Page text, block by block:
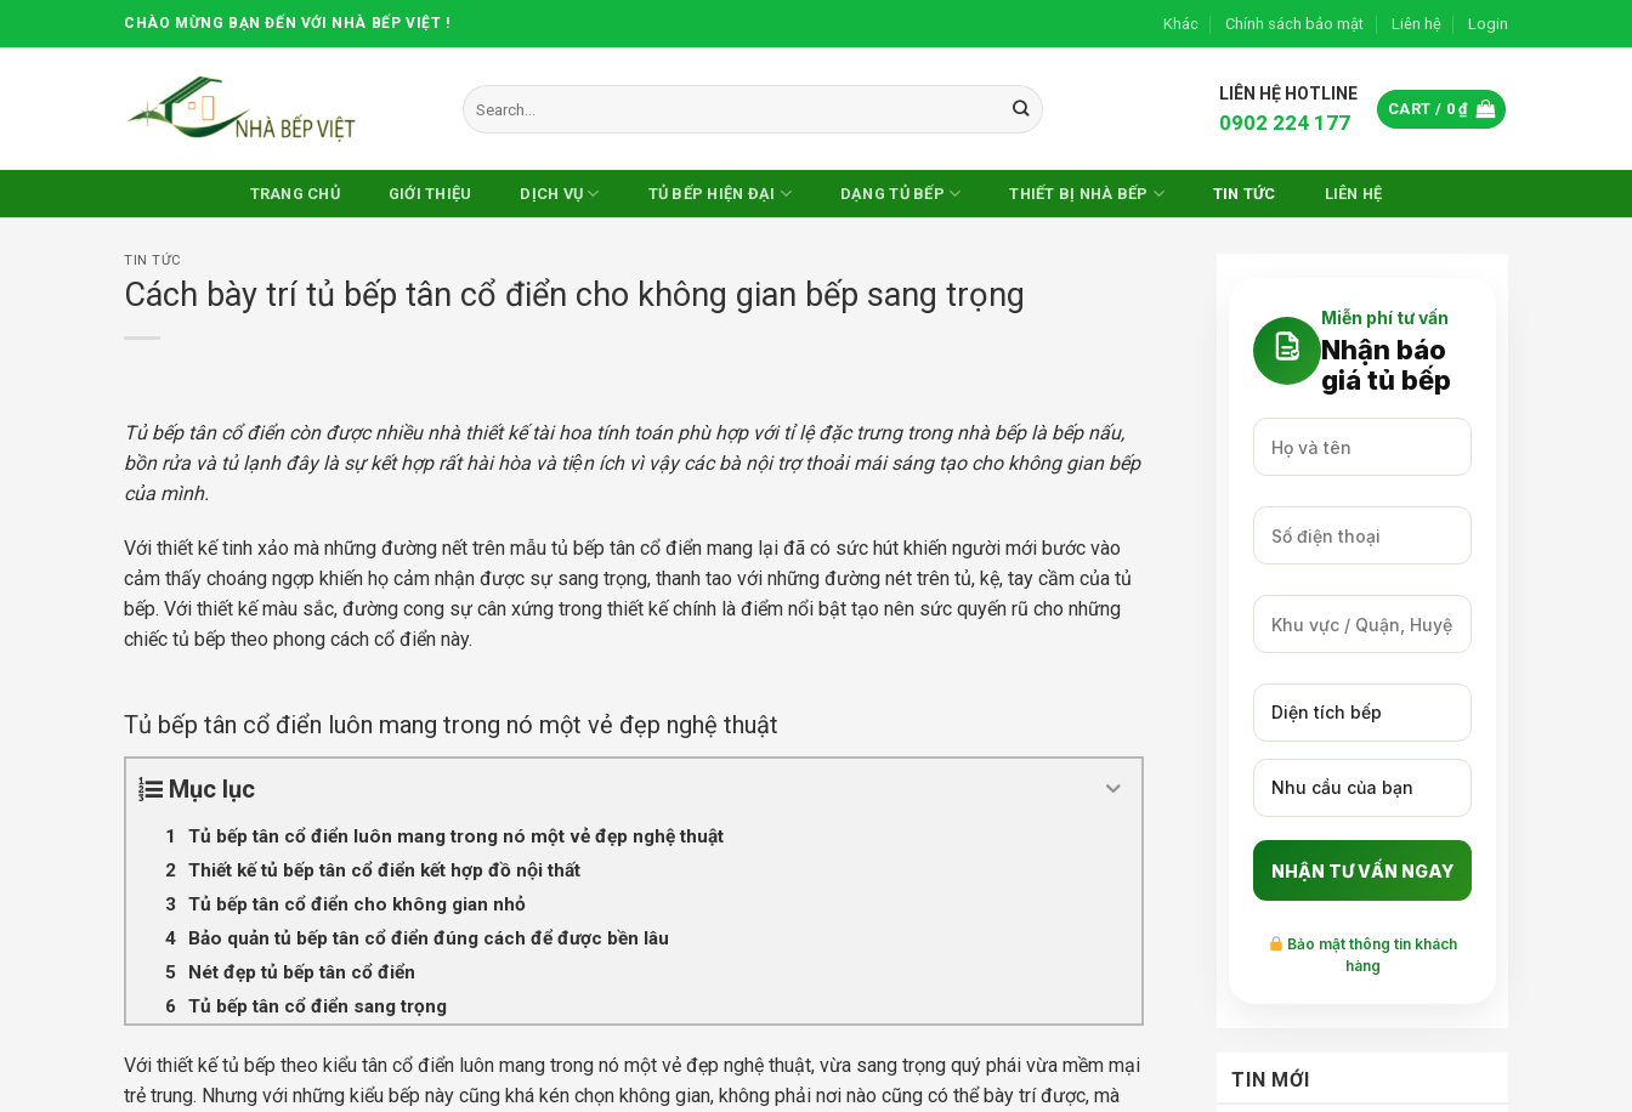
to
CHÀO MỪNG BẠN ĐẾN VỚI NHÀ BẾP VIỆT ! Khác Chính sách bảo mật Liên hệ Login
Search
for:
LIÊN HỆ HOTLINE
0902 224 177
CART / 0₫
TRANG CHỦ GIỚI THIỆU DỊCH VỤ TỦ BẾP HIỆN ĐẠI DẠNG TỦ BẾP THIẾT BỊ NHÀ BẾP TIN TỨC LIÊN HỆ
TIN TỨC
Cách bày trí tủ bếp tân cổ điển cho không gian bếp sang trọng
Tủ bếp tân cổ điển còn được nhiều nhà thiết kế tài hoa tính toán phù hợp với tỉ lệ đặc trưng trong nhà bếp là bếp nấu,
bồn rửa và tủ lạnh đây là sự kết hợp rất hài hòa và tiện ích vì vậy các bà nội trợ thoải mái sáng tạo cho không gian bếp
của mình.
Với thiết kế tinh xảo mà những đường nết trên mẫu tủ bếp tân cổ điển mang lại đã có sức hút khiến người mới bước vào
cảm thấy choáng ngợp khiến họ cảm nhận được sự sang trọng, thanh tao với những đường nét trên tủ, kệ, tay cầm của tủ
bếp. Với thiết kế màu sắc, đường cong sự cân xứng trong thiết kế chính là điểm nổi bật tạo nên sức quyến rũ cho những
chiếc tủ bếp theo phong cách cổ điển này.
Tủ bếp tân cổ điển luôn mang trong nó một vẻ đẹp nghệ thuật
Mục lục
Tủ bếp tân cổ điển luôn mang trong nó một vẻ đẹp nghệ thuật
Thiết kế tủ bếp tân cổ điển kết hợp đồ nội thất
Tủ bếp tân cổ điển cho không gian nhỏ
Bảo quản tủ bếp tân cổ điển đúng cách để được bền lâu
Nét đẹp tủ bếp tân cổ điển
Tủ bếp tân cổ điển sang trọng
Với thiết kế tủ bếp theo kiểu tân cổ điển luôn mang trong nó một vẻ đẹp nghệ thuật, vừa sang trọng quý phái vừa mềm mại
trẻ trung. Nhưng với những kiểu bếp này cũng khá kén chọn không gian, không phải nơi nào cũng có thể bày trí được, mà
Miễn phí tư vấn
Nhận báo
giá tủ bếp
Bảo mật thông tin khách
hàng
TIN MỚI